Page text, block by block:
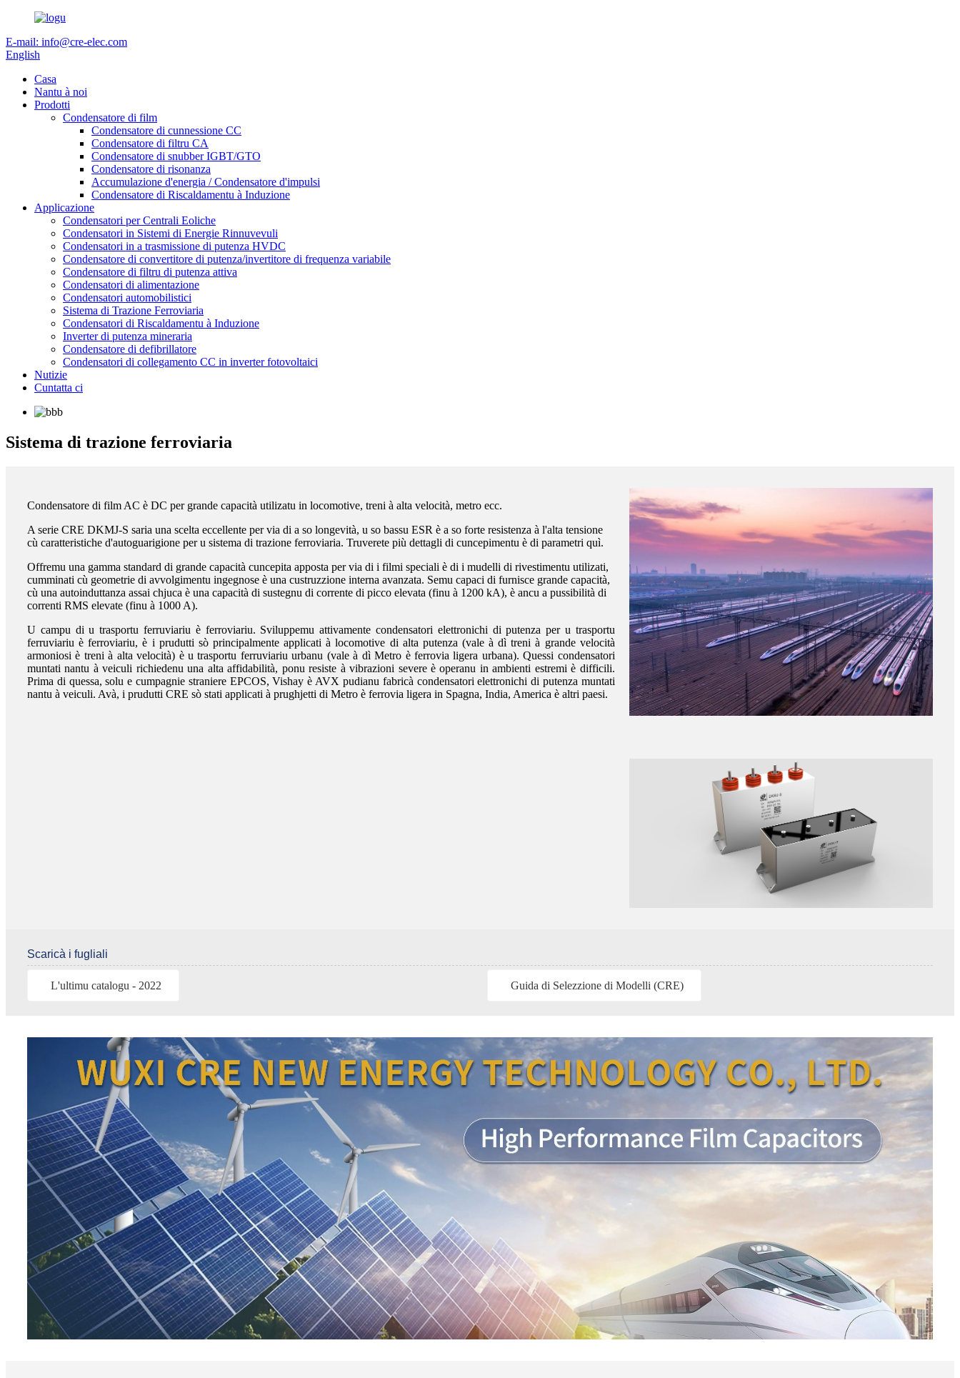
E-mail: info@cre-elec.com
English
Casa
Nantu à noi
Prodotti
Condensatore di film
Condensatore di cunnessione CC
Condensatore di filtru CA
Condensatore di snubber IGBT/GTO
Condensatore di risonanza
Accumulazione d'energia / Condensatore d'impulsi
Condensatore di Riscaldamentu à Induzione
Applicazione
Condensatori per Centrali Eoliche
Condensatori in Sistemi di Energie Rinnuvevuli
Condensatori in a trasmissione di putenza HVDC
Condensatore di convertitore di putenza/invertitore di frequenza variabile
Condensatore di filtru di putenza attiva
Condensatori di alimentazione
Condensatori automobilistici
Sistema di Trazione Ferroviaria
Condensatori di Riscaldamentu à Induzione
Inverter di putenza mineraria
Condensatore di defibrillatore
Condensatori di collegamento CC in inverter fotovoltaici
Nutizie
Cuntatta ci
Sistema di trazione ferroviaria
Condensatore di film AC è DC per grande capacità utilizatu in locomotive, treni à alta velocità, metro ecc.
A serie CRE DKMJ-S saria una scelta eccellente per via di a so longevità, u so bassu ESR è a so forte resistenza à l'alta tensione
cù caratteristiche d'autoguarigione per u sistema di trazione ferroviaria. Truverete più dettagli di cuncepimentu è di parametri quì.
Offremu una gamma standard di grande capacità cuncepita apposta per via di i filmi speciali è di i mudelli di rivestimentu utilizati,
cumminati cù geometrie di avvolgimentu ingegnose è una custruzzione interna avanzata. Semu capaci di furnisce grande capacità,
cù una autoinduttanza assai chjuca è una capacità di sustegnu di corrente di picco elevata (finu à 1200 kA), è ancu a pussibilità di
correnti RMS elevate (finu à 1000 A).
U campu di u trasportu ferruviariu è ferroviariu. Sviluppemu attivamente condensatori elettronichi di putenza per u trasportu
ferruviariu è ferroviariu, è i prudutti sò principalmente applicati à locomotive di alta putenza (vale à dì treni à grande velocità
armoniosi è treni à alta velocità) è u trasportu ferruviariu urbanu (vale à dì Metro è ferrovia ligera urbana). Quessi condensatori
muntati nantu à veiculi richiedenu una alta affidabilità, ponu resiste à vibrazioni severe è operanu in ambienti estremi è difficili.
Prima di quessa, solu e cumpagnie straniere EPCOS, Vishay è AVX pudianu fabricà condensatori elettronichi di putenza muntati
nantu à veiculi. Avà, i prudutti CRE sò stati applicati à prughjetti di Metro è ferrovia ligera in Spagna, India, America è altri paesi.
Scaricà i fugliali
L'ultimu catalogu - 2022 Guida di Selezzione di Modelli (CRE)